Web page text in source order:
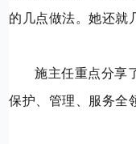
的几点做法。她还就
施主任重点分享了
保护、管理、服务全